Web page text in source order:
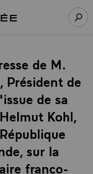
à l’accueil Élysée
de M.
Président de
de sa
Kohl,
sur la
franco-